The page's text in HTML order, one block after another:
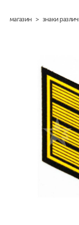
магазин > знаки